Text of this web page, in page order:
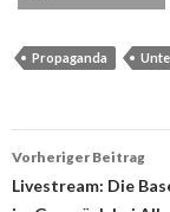
Propaganda
Beitrags-
Navigation
Vorheriger Beitrag
Livestream: Die